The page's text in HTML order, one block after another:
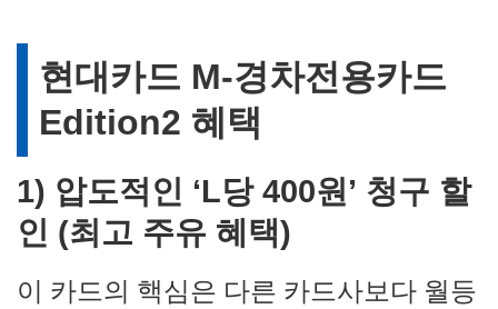
현대카드 M-경차전용카드
Edition2 혜택
1) 압도적인 ‘L당 400원’ 청구 할
인 (최고 주유 혜택)
이 카드의 핵심은 다른 카드사보다 월등